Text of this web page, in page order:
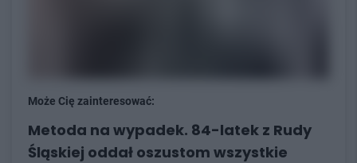
Może Cię zainteresować:
Metoda na wypadek. 84-latek z Rudy
Śląskiej oddał oszustom wszystkie